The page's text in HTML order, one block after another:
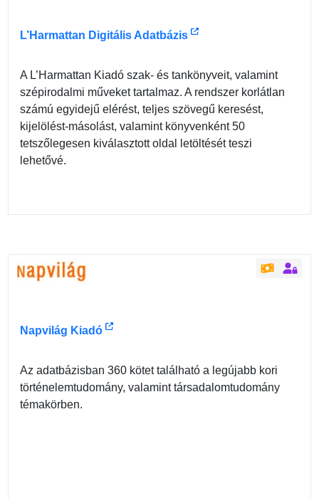
L’Harmattan Digitális Adatbázis
A L’Harmattan Kiadó szak- és tankönyveit, valamint
szépirodalmi műveket tartalmaz. A rendszer korlátlan
számú egyidejű elérést, teljes szövegű keresést,
kijelölést-másolást, valamint könyvenként 50
tetszőlegesen kiválasztott oldal letöltését teszi
lehetővé.
Napvilág Kiadó
Az adatbázisban 360 kötet található a legújabb kori
történelemtudomány, valamint társadalomtudomány
témakörben.